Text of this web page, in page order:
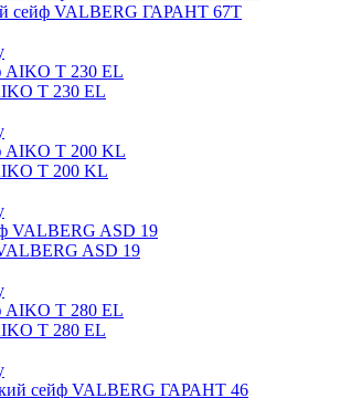
сейф VALBERG ГАРАНТ 67T
T 230 EL
T 200 KL
ASD 19
T 280 EL